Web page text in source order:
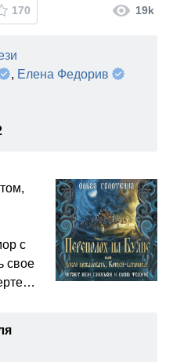
170 19k
, Елена Федорив
с
свое